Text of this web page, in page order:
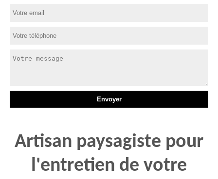
Artisan paysagiste pour
l'entretien de votre